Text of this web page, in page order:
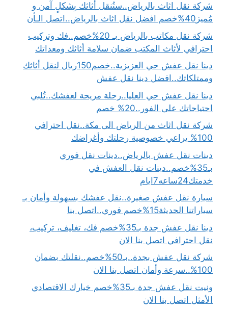
شركة نقل اثاث بالرياض..ستُنقل أثاثك بِشكلٍ آمن و
مُميز40%خصم افضل نقل اثاث بالرياض..اتصل الـأن
شركة نقل مكاتب بالرياض بـ 20%خصم..فك وتركيب
احترافي لأثاث المكتب ضمان سلامة أثاثك ومعداتك
دينا نقل عفش حي العزيزية..خصم150ريال لنقل أثاثك
وممتلكاتك..افضل دينا نقل عفش
دينا نقل عفش حي العليا..رحلة مريحة لعفشك..تُلبي
احتياجاتك على الفور..20% خصم
شركة نقل اثاث من الرياض الى مكة..نقل احترافي
100% يراعي خصوصية رحلتك وأغراضك
دينات نقل عفش بالرياض..دينات نقل فوري
بـ35%خصم..دينات نقل العفش في
خدمتك24ساعه7ايام
سيارة نقل عفش صغيرة..نقل عفشك بسهولة وأمان بـ
سياراتنا الحديثة15%خصم فوري..اتصل بنا
دينا نقل عفش جدة بـ35%خصم فك، تغليف، تركيب،
نقل احترافي اتصل بنا الان
شركة نقل عفش بجدة..بـ50%خصم..نقلتك بضمان
100%..سرعة وأمان اتصل بنا الان
ونيت نقل عفش جدة بـ35%خصم خيارك الاقتصادي
الأمثل اتصل بنا الان